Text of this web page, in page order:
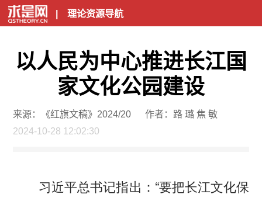
| 理论资源导航
以人民为中心推进长江国
家文化公园建设
来源：《红旗文稿》2024/20
作者：路 璐 焦 敏
2024-10-28 12:02:30
习近平总书记指出：“要把长江文化保